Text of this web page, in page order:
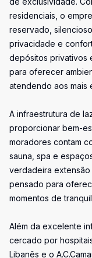
residenciais, o
reservado,
privacidade e
depósitos privativos
para oferecer
atendendo aos mais
A infraestrutura de
proporcionar bem-
moradores contam
sauna, spa e
verdadeira extensão
pensado para
momentos de
Além da excelente
cercado por
Libanês e o